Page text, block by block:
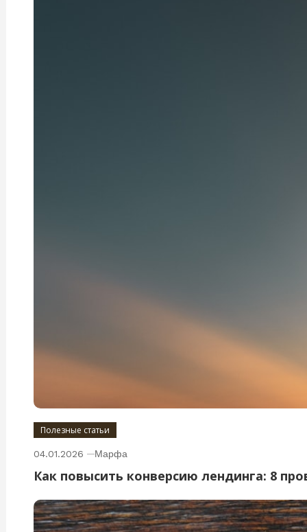
Полезные статьи
04.01.2026 Марфа
Как повысить конверсию лендинга: 8